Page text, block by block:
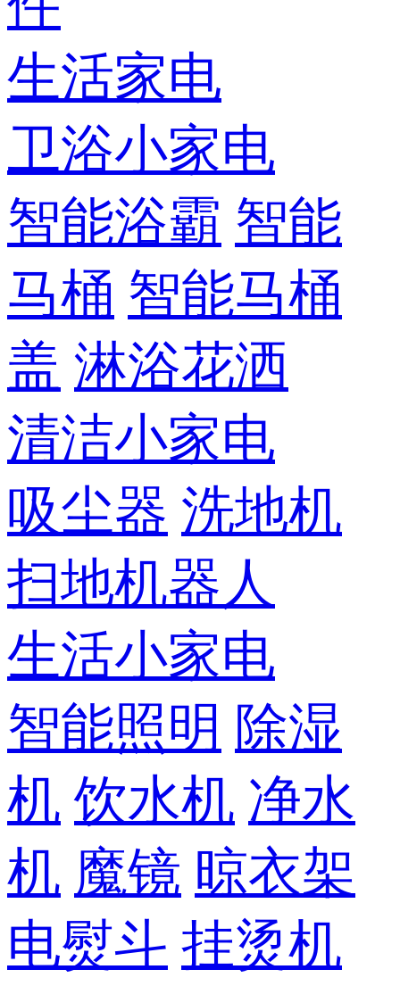
生活家电
卫浴小家电
智能浴霸 智能
马桶 智能马桶
盖 淋浴花洒
清洁小家电
吸尘器 洗地机
扫地机器人
生活小家电
智能照明 除湿
机 饮水机 净水
机 魔镜 晾衣架
电熨斗 挂烫机